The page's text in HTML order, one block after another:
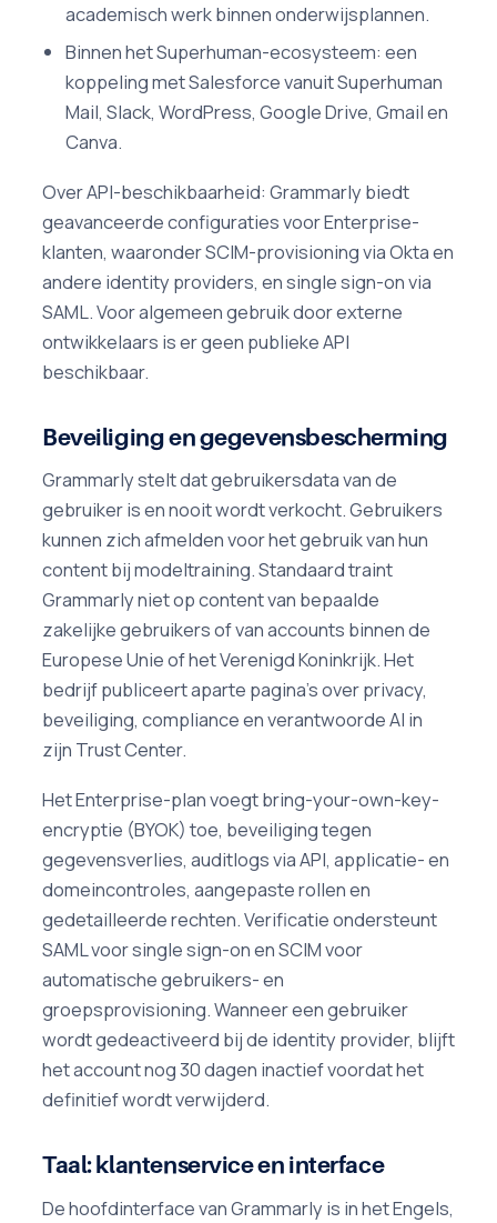
academisch werk binnen onderwijsplannen.
Binnen het Superhuman-ecosysteem: een
koppeling met Salesforce vanuit Superhuman
Mail, Slack, WordPress, Google Drive, Gmail en
Canva.
Over API-beschikbaarheid: Grammarly biedt
geavanceerde configuraties voor Enterprise-
klanten, waaronder SCIM-provisioning via Okta en
andere identity providers, en single sign-on via
SAML. Voor algemeen gebruik door externe
ontwikkelaars is er geen publieke API
beschikbaar.
Beveiliging en gegevensbescherming
Grammarly stelt dat gebruikersdata van de
gebruiker is en nooit wordt verkocht. Gebruikers
kunnen zich afmelden voor het gebruik van hun
content bij modeltraining. Standaard traint
Grammarly niet op content van bepaalde
zakelijke gebruikers of van accounts binnen de
Europese Unie of het Verenigd Koninkrijk. Het
bedrijf publiceert aparte pagina's over privacy,
beveiliging, compliance en verantwoorde AI in
zijn Trust Center.
Het Enterprise-plan voegt bring-your-own-key-
encryptie (BYOK) toe, beveiliging tegen
gegevensverlies, auditlogs via API, applicatie- en
domeincontroles, aangepaste rollen en
gedetailleerde rechten. Verificatie ondersteunt
SAML voor single sign-on en SCIM voor
automatische gebruikers- en
groepsprovisioning. Wanneer een gebruiker
wordt gedeactiveerd bij de identity provider, blijft
het account nog 30 dagen inactief voordat het
definitief wordt verwijderd.
Taal: klantenservice en interface
De hoofdinterface van Grammarly is in het Engels,